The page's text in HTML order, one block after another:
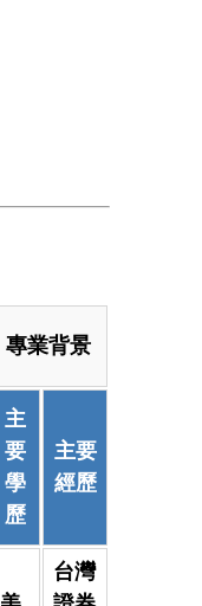
專業背景
主
要
學
歷
主要
經歷
台灣